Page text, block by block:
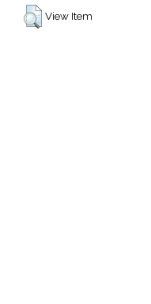
View Item